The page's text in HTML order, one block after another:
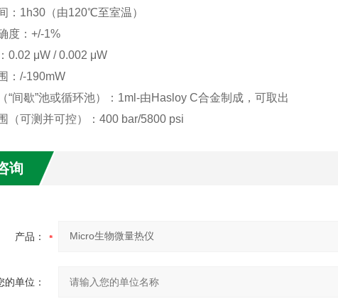
：1h30（由120℃至室温）
度：+/-1%
0.02 μW / 0.002 μW
：/-190mW
“间歇”池或循环池）：1ml-由Hasloy C合金制成，可取出
（可测并可控）： 400 bar/5800 psi
询
产品：
的单位：